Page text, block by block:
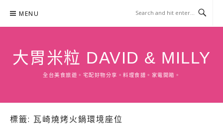
content
MENU
大胃米粒 DAVID & MILLY
全台美食旅遊。宅配好物分享。料理食譜。家電開箱。
標籤: 瓦崎燒烤火鍋環境座位